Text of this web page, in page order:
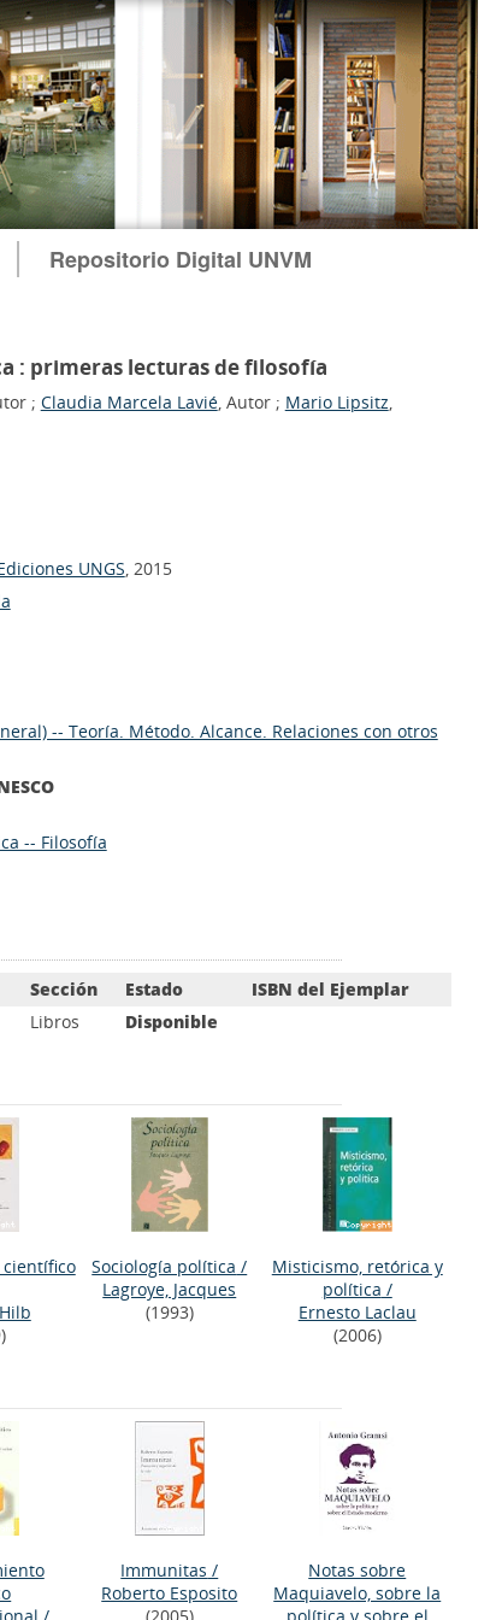
Repositorio Digital UNVM
: primeras lecturas de filosofía
; Claudia Marcela Lavié, Autor ; Mario Lipsitz,
UNGS, 2015
-- Teoría. Método. Alcance. Relaciones con otros
-- Filosofía
Sección Estado
ISBN del Ejemplar
Libros Disponible
Sociología política /
Lagroye, Jacques
(1993)
Misticismo, retórica y
política /
Ernesto Laclau
(2006)
Immunitas /
Roberto Esposito
Notas sobre
Maquiavelo, sobre la